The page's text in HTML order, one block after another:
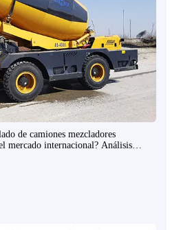
de camiones mezcladores
mercado internacional? Análisis